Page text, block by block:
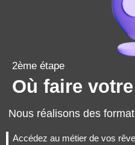
2ème étape
Où faire
Nous réalisons des
Accédez au métier de vos